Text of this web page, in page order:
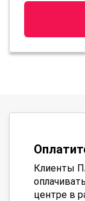
Клиенты
центре в